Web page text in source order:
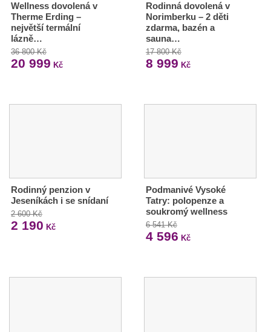
Wellness dovolená v
Therme Erding –
největší termální
lázně…
36 800 Kč
20 999 Kč
Rodinná dovolená v
Norimberku – 2 děti
zdarma, bazén a
sauna…
17 800 Kč
8 999 Kč
Rodinný penzion v
Jeseníkách i se snídaní
2 600 Kč
2 190 Kč
Podmanivé Vysoké
Tatry: polopenze a
soukromý wellness
6 541 Kč
4 596 Kč